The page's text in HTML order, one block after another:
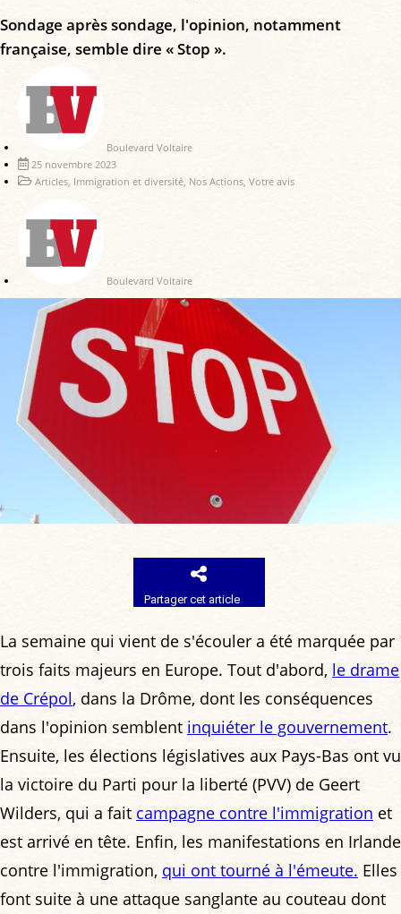
Sondage après sondage, l'opinion, notamment
française, semble dire « Stop ».
Boulevard Voltaire
25 novembre 2023
Articles, Immigration et diversité, Nos Actions, Votre avis
Boulevard Voltaire
Partager cet article
La semaine qui vient de s'écouler a été marquée par
trois faits majeurs en Europe. Tout d'abord, le drame
de Crépol, dans la Drôme, dont les conséquences
dans l'opinion semblent inquiéter le gouvernement.
Ensuite, les élections législatives aux Pays-Bas ont vu
la victoire du Parti pour la liberté (PVV) de Geert
Wilders, qui a fait campagne contre l'immigration et
est arrivé en tête. Enfin, les manifestations en Irlande
contre l'immigration, qui ont tourné à l'émeute. Elles
font suite à une attaque sanglante au couteau dont